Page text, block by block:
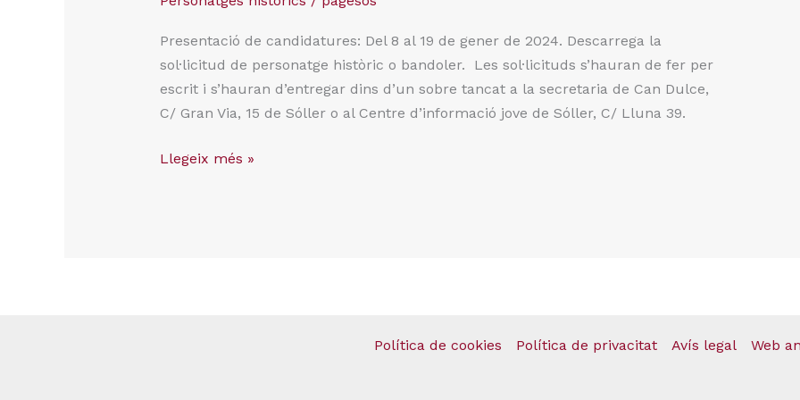
Presentació de candidatures: Del 8 al 19 de gener de 2024. Descarrega la
sol·licitud de personatge històric o bandoler. Les sol·licituds s’hauran de fer per
escrit i s’hauran d’entregar dins d’un sobre tancat a la secretaria de Can Dulce,
C/ Gran Via, 15 de Sóller o al Centre d’informació jove de Sóller, C/ Lluna 39.
Llegeix més »
Política de cookies Política de privacitat Avís legal Web